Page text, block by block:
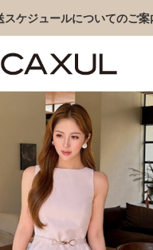
スケジュールについてのご案